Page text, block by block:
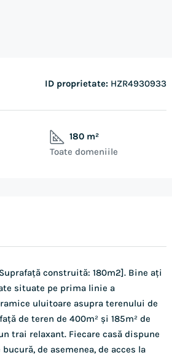
ID proprietate: HZR4930933
180 m²
Toate domeniile
construită: 180m2]. Bine ați
situate pe prima linie a
uluitoare asupra terenului de
de teren de 400m² și 185m² de
trai relaxant. Fiecare casă dispune
de asemenea, de acces la